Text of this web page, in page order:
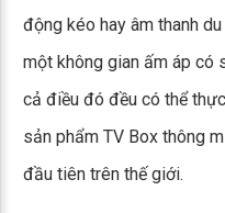
động kéo hay âm thanh
một không gian ấm áp có
cả điều đó đều có thể
sản phẩm TV Box thông
đầu tiên trên thế giới.